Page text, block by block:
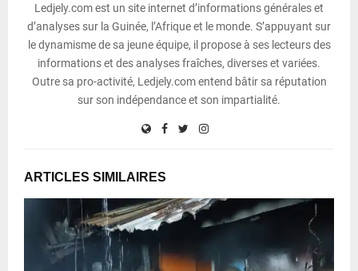
Ledjely.com est un site internet d’informations générales et
d’analyses sur la Guinée, l’Afrique et le monde. S’appuyant sur
le dynamisme de sa jeune équipe, il propose à ses lecteurs des
informations et des analyses fraîches, diverses et variées.
Outre sa pro-activité, Ledjely.com entend bâtir sa réputation
sur son indépendance et son impartialité.
ARTICLES SIMILAIRES